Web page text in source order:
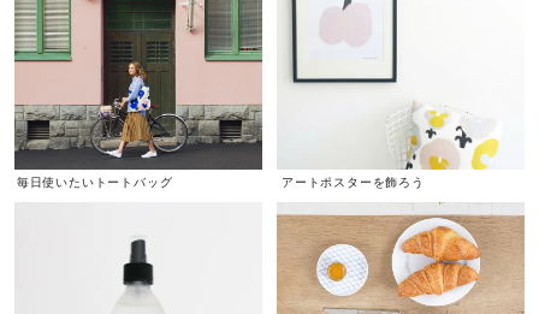
毎日使いたいトートバッグ アートポスターを飾ろう